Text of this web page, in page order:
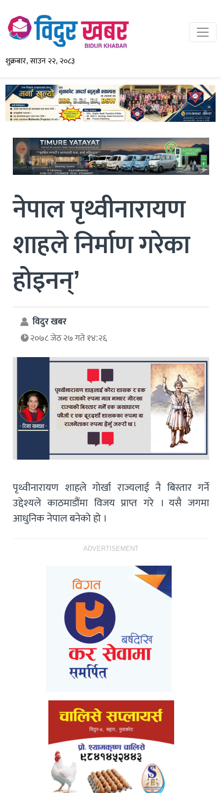
शुक्रबार, साउन २२, २०८३
नेपाल पृथ्वीनारायण
शाहले निर्माण गरेका
होइनन्’
विदुर खबर
२०७८ जेठ २७ गते १४:२६
पृथ्वीनारायण शाहले गोर्खा राज्यलाई नै बिस्तार गर्ने
उद्देश्यले काठमाडौंमा विजय प्राप्त गरे । यसै जगमा
आधुनिक नेपाल बनेको हो ।
ADVERTISEMENT